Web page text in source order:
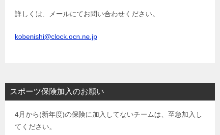
詳しくは、メールにてお問い合わせください。
kobenishi@clock.ocn.ne.jp
スポーツ保険加入のお願い
4月から(新年度)の保険に加入してないチームは、至急加入し
てください。